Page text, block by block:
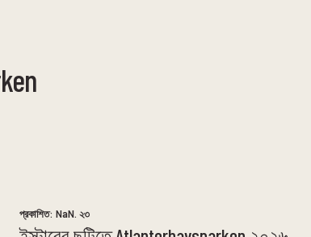
প্রকাশিত: NaN. ২৩